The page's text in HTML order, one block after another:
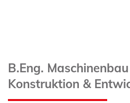
B.Eng.
Konstruktion &